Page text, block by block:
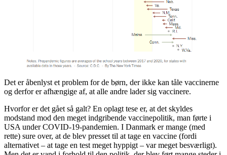
Det er åbenlyst et problem for de børn, der ikke kan tåle vaccinerne
og derfor er afhængige af, at alle andre lader sig vaccinere.
Hvorfor er det gået så galt? En oplagt tese er, at det skyldes
modstand mod den meget indgribende vaccinepolitik, man førte i
USA under COVID-19-pandemien. I Danmark er mange (med
rette) sure over, at de blev presset til at tage en vaccine (fordi
alternativet – at tage en test meget hyppigt – var meget besværligt).